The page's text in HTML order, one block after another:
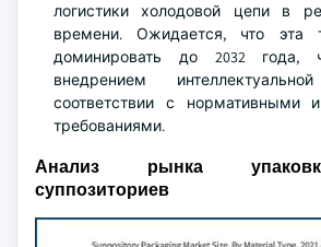
логистики холодовой цепи в
времени. Ожидается, что эта
доминировать до 2032 года,
внедрением
соответствии с нормативными
требованиями.
Анализ рынка
суппозиториев